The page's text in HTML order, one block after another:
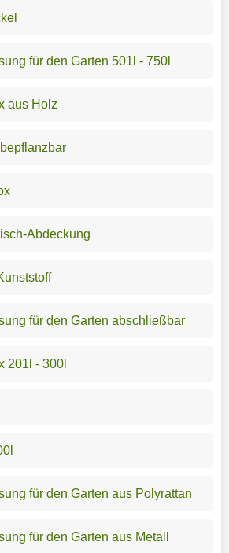
für den Garten 501l - 750l
aus Holz
Abdeckung
für den Garten abschließbar
201l - 300l
für den Garten aus Polyrattan
für den Garten aus Metall